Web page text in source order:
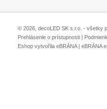
© 2026, decoLED SK s.r.o. - všetky
Prehlásenie o prístupnosti
Eshop vytvořila eBRÁNA| eBRÁNA